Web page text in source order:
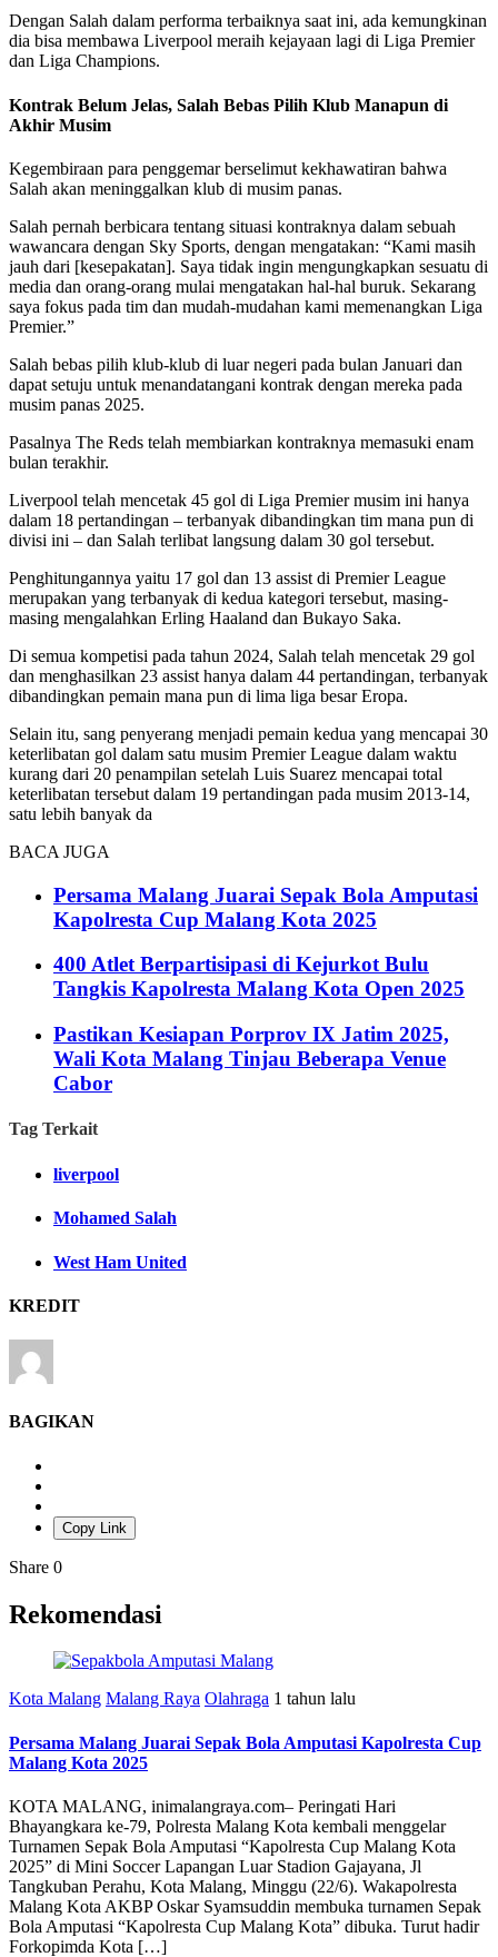
Dengan Salah dalam performa terbaiknya saat ini, ada kemungkinan
dia bisa membawa Liverpool meraih kejayaan lagi di Liga Premier
dan Liga Champions.
Kontrak Belum Jelas, Salah Bebas Pilih Klub Manapun di
Akhir Musim
Kegembiraan para penggemar berselimut kekhawatiran bahwa
Salah akan meninggalkan klub di musim panas.
Salah pernah berbicara tentang situasi kontraknya dalam sebuah
wawancara dengan Sky Sports, dengan mengatakan: “Kami masih
jauh dari [kesepakatan]. Saya tidak ingin mengungkapkan sesuatu di
media dan orang-orang mulai mengatakan hal-hal buruk. Sekarang
saya fokus pada tim dan mudah-mudahan kami memenangkan Liga
Premier.”
Salah bebas pilih klub-klub di luar negeri pada bulan Januari dan
dapat setuju untuk menandatangani kontrak dengan mereka pada
musim panas 2025.
Pasalnya The Reds telah membiarkan kontraknya memasuki enam
bulan terakhir.
Liverpool telah mencetak 45 gol di Liga Premier musim ini hanya
dalam 18 pertandingan – terbanyak dibandingkan tim mana pun di
divisi ini – dan Salah terlibat langsung dalam 30 gol tersebut.
Penghitungannya yaitu 17 gol dan 13 assist di Premier League
merupakan yang terbanyak di kedua kategori tersebut, masing-
masing mengalahkan Erling Haaland dan Bukayo Saka.
Di semua kompetisi pada tahun 2024, Salah telah mencetak 29 gol
dan menghasilkan 23 assist hanya dalam 44 pertandingan, terbanyak
dibandingkan pemain mana pun di lima liga besar Eropa.
Selain itu, sang penyerang menjadi pemain kedua yang mencapai 30
keterlibatan gol dalam satu musim Premier League dalam waktu
kurang dari 20 penampilan setelah Luis Suarez mencapai total
keterlibatan tersebut dalam 19 pertandingan pada musim 2013-14,
satu lebih banyak da
BACA JUGA
Persama Malang Juarai Sepak Bola Amputasi
Kapolresta Cup Malang Kota 2025
400 Atlet Berpartisipasi di Kejurkot Bulu
Tangkis Kapolresta Malang Kota Open 2025
Pastikan Kesiapan Porprov IX Jatim 2025,
Wali Kota Malang Tinjau Beberapa Venue
Cabor
Tag Terkait
liverpool
Mohamed Salah
West Ham United
KREDIT
BAGIKAN
Copy Link
Share 0
Rekomendasi
Kota Malang Malang Raya Olahraga 1 tahun lalu
Persama Malang Juarai Sepak Bola Amputasi Kapolresta Cup
Malang Kota 2025
KOTA MALANG, inimalangraya.com– Peringati Hari
Bhayangkara ke-79, Polresta Malang Kota kembali menggelar
Turnamen Sepak Bola Amputasi “Kapolresta Cup Malang Kota
2025” di Mini Soccer Lapangan Luar Stadion Gajayana, Jl
Tangkuban Perahu, Kota Malang, Minggu (22/6). Wakapolresta
Malang Kota AKBP Oskar Syamsuddin membuka turnamen Sepak
Bola Amputasi “Kapolresta Cup Malang Kota” dibuka. Turut hadir
Forkopimda Kota […]